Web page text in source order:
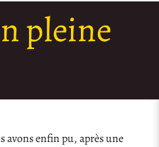
pleine
avons enfin pu, après une